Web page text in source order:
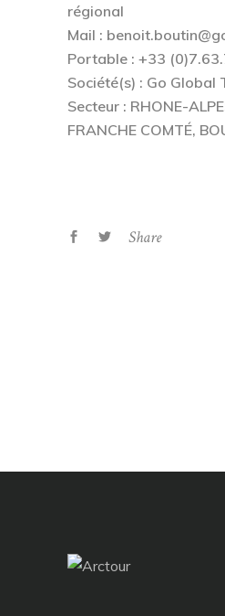
régional
Mail :
Portable : +33 (0)
Société(s) : Go Global
Secteur : RHONE-
FRANCHE COMTÉ,
Share